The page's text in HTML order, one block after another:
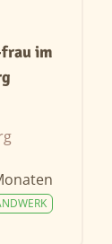
im